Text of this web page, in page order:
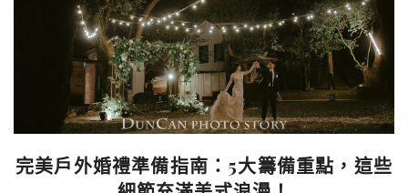
完美戶外婚禮準備指南：5大籌備重點，這些